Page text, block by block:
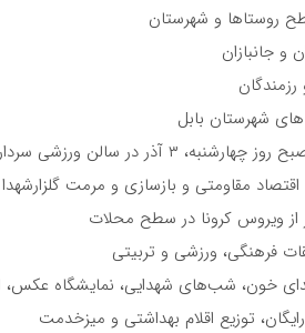
روستاها و شهرستان
و جانبازان
شهرستان بابل
مقاومتی و بازسازی و مرمت گلزارشهدا
از ویروس کرونا در سطح محلات
فرهنگی، ورزشی و تربیتی
خون، شب‌های شهدایی، نمایشگاه
توزیع اقلام بهداشتی و میزخدمت